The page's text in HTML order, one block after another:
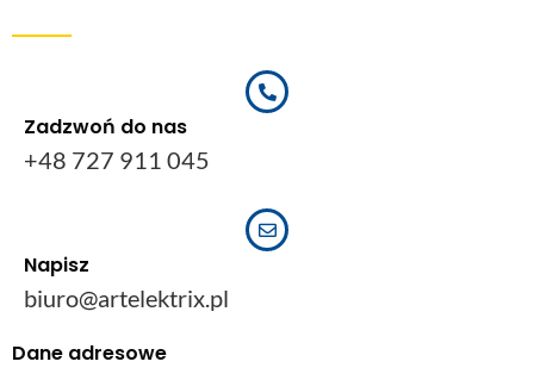
Zadzwoń do nas
+48 727 911 045
Napisz
biuro@artelektrix.pl
Dane adresowe